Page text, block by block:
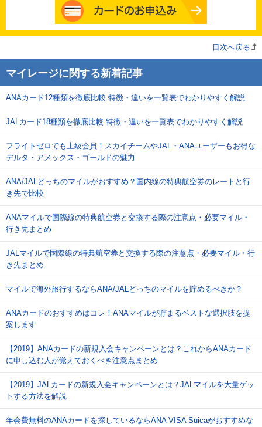
目次へ戻る
マイレージに関する新着記事
ANAカード12種類を徹底比較 特徴・違いを一覧表でわかりやすく解説
JALカード18種類を徹底比較 特徴・違いを一覧表でわかりやすく解説
フライトゼロでも上級会員！スカイチームやJAL・ANAユーザーもお得な
デルタ・アメックス・ゴールドの魅力
ANA/JALどっちのマイルがおすすめ？国内線の特典航空券のレートと行
き先で比較
ANAマイルで国際線の特典航空券と交換する際の注意点・必要マイル・
行き先まとめ
JALマイルで国際線の特典航空券と交換する際の注意点・必要マイル・行
き先まとめ
マイルで海外旅行するならANA/JALどっちのマイルを貯めるべきか？
ANAカードのおすすめはコレ！ANAマイルが貯まるベストな選択肢を提
案します
【2019】ANAカードの新規入会キャンペーンとは？これからANAカード
に申し込む人が覚えておくべき注意点まとめ
【2019】JALカードの新規入会キャンペーンとは？JALマイルを大量ゲッ
トする方法を解説
年会費無料のANAカードを探しているならANA VISA Suicaがおすすめな